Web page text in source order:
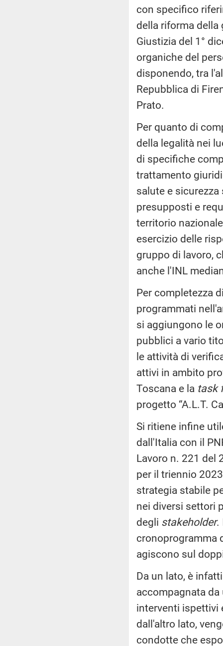
con specifico
della riforma della
Giustizia del 1°
organiche del
disponendo, tra
Repubblica di
Prato.
Per quanto di
della legalità nei
di specifiche
trattamento
salute e
presupposti e
territorio
esercizio delle
gruppo di lavoro,
anche l'INL
Per completezza
programmati
si aggiungono le
pubblici a vario
le attività di
attivi in ambito
Toscana e la task
progetto “A.L.T.
Si ritiene infine
dall'Italia con il
Lavoro n. 221 del
per il triennio
strategia stabile
nei diversi settori
degli stakeholder.
cronoprogramma
agiscono sul
Da un lato, è
accompagnata
interventi ispettivi
dall'altro lato,
condotte che